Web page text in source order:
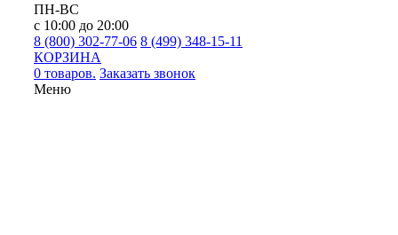
ПН-ВС
с 10:00 до 20:00
8 (800) 302-77-06 8 (499) 348-15-11
КОРЗИНА
0 товаров. Заказать звонок
Меню